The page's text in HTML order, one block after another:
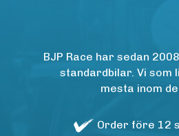
BJP Race har sedan
standardbilar. Vi som
mesta inom
Order före 12